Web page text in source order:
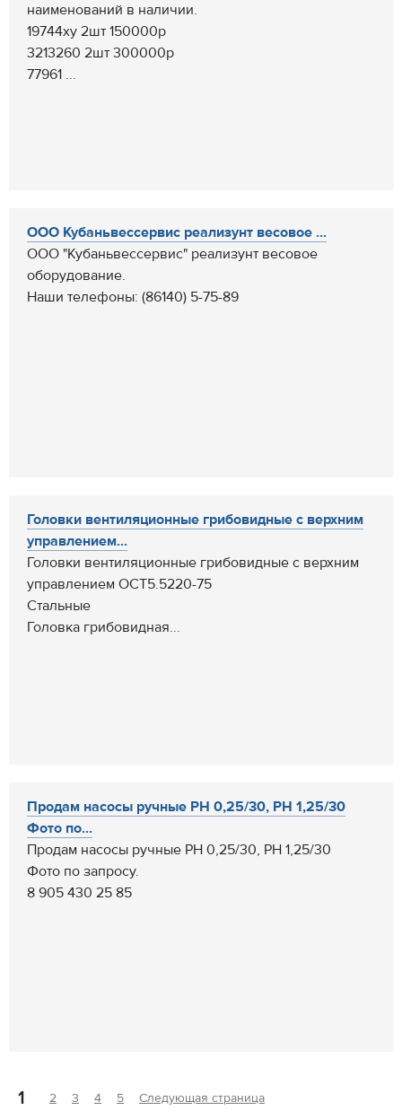
наименований в наличии.
19744ху 2шт 150000р
3213260 2шт 300000р
77961 ...
ООО Кубаньвессервис реализунт весовое ...
ООО "Кубаньвессервис" реализунт весовое
оборудование.
Наши телефоны: (86140) 5-75-89
Головки вентиляционные грибовидные c верхним
управлением...
Головки вентиляционные грибовидные c верхним
управлением ОСТ5.5220-75
Стальные
Головка грибовидная...
Продам насосы ручные РН 0,25/30, РН 1,25/30
Фото по...
Продам насосы ручные РН 0,25/30, РН 1,25/30
Фото по запросу.
8 905 430 25 85
1 2 3 4 5 Следующая страница